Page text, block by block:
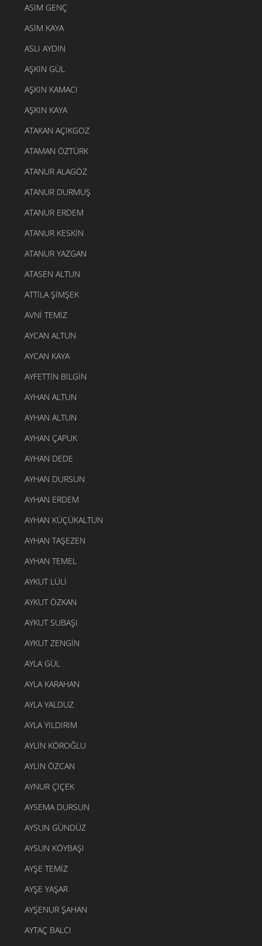
ASIM GENÇ
ASIM KAYA
ASLI AYDIN
AŞKIN GÜL
AŞKIN KAMACI
AŞKIN KAYA
ATAKAN AÇIKGOZ
ATAMAN ÖZTÜRK
ATANUR ALAGÖZ
ATANUR DURMUŞ
ATANUR ERDEM
ATANUR KESKIN
ATANUR YAZGAN
ATASEN ALTUN
ATTILA ŞIMŞEK
AVNI TEMIZ
AYCAN ALTUN
AYCAN KAYA
AYFETTIN BILGIN
AYHAN ALTUN
AYHAN ALTUN
AYHAN ÇAPUK
AYHAN DEDE
AYHAN DURSUN
AYHAN ERDEM
AYHAN KÜÇÜKALTUN
AYHAN TAŞEZEN
AYHAN TEMEL
AYKUT LÜLI
AYKUT ÖZKAN
AYKUT SUBAŞI
AYKUT ZENGIN
AYLA GÜL
AYLA KARAHAN
AYLA YALDUZ
AYLA YILDIRIM
AYLIN KÖROĞLU
AYLIN ÖZCAN
AYNUR ÇIÇEK
AYSEMA DURSUN
AYSUN GÜNDÜZ
AYSUN KÖYBAŞI
AYŞE TEMIZ
AYŞE YAŞAR
AYŞENUR ŞAHAN
AYTAÇ BALCI